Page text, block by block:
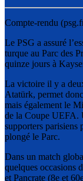
Compte-rendu
Le PSG a assuré
turque au Parc des
quinze jours à
La victoire il y a
Atatürk, permet
mais également le
de la Coupe UEFA.
supporters parisiens
plongé le Parc.
Dans un match
quelques occasions
et Pancrate (8e et